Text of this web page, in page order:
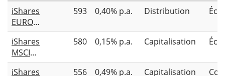
iShares
EURO
STOXX
Mid
UCITS
ETF
593 0,40% p.a. Distribution
iShares
MSCI
Europe
580 0,15% p.a. Capitalisation
iShares
556 0,49% p.a. Capitalisation